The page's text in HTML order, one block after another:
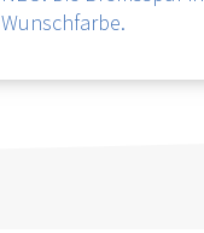
Wunschfarbe.